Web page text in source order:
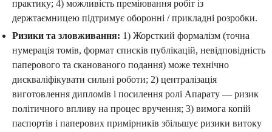
практику; 4) можливість преміювання робіт із
держтаємницею підтримує оборонні / прикладні розробки.
Ризики та зловживання: 1) Жорсткий формалізм (точна
нумерація томів, формат списків публікацій, невідповідність
паперового та сканованого подання) може технічно
дискваліфікувати сильні роботи; 2) централізація
виготовлення дипломів і посилення ролі Апарату — ризик
політичного впливу на процес вручення; 3) вимога копій
паспортів і паперових примірників збільшує ризики витоку